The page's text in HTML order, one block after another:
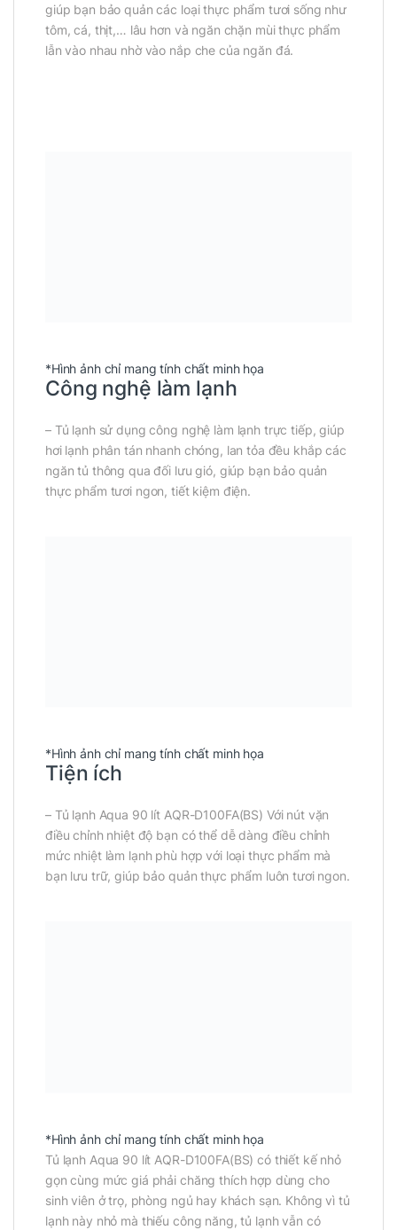
giúp bạn bảo quản các loại thực phẩm tươi sống như
tôm, cá, thịt,… lâu hơn và ngăn chặn mùi thực phẩm
lẫn vào nhau nhờ vào nắp che của ngăn đá.
*Hình ảnh chỉ mang tính chất minh họa
Công nghệ làm lạnh
– Tủ lạnh sử dụng công nghệ làm lạnh trực tiếp, giúp
hơi lạnh phân tán nhanh chóng, lan tỏa đều khắp các
ngăn tủ thông qua đối lưu gió, giúp bạn bảo quản
thực phẩm tươi ngon, tiết kiệm điện.
*Hình ảnh chỉ mang tính chất minh họa
Tiện ích
– Tủ lạnh Aqua 90 lít AQR-D100FA(BS) Với nút vặn
điều chỉnh nhiệt độ bạn có thể dễ dàng điều chỉnh
mức nhiệt làm lạnh phù hợp với loại thực phẩm mà
bạn lưu trữ, giúp bảo quản thực phẩm luôn tươi ngon.
*Hình ảnh chỉ mang tính chất minh họa
Tủ lạnh Aqua 90 lít AQR-D100FA(BS) có thiết kế nhỏ
gọn cùng mức giá phải chăng thích hợp dùng cho
sinh viên ở trọ, phòng ngủ hay khách sạn. Không vì tủ
lạnh này nhỏ mà thiếu công năng, tủ lạnh vẫn có